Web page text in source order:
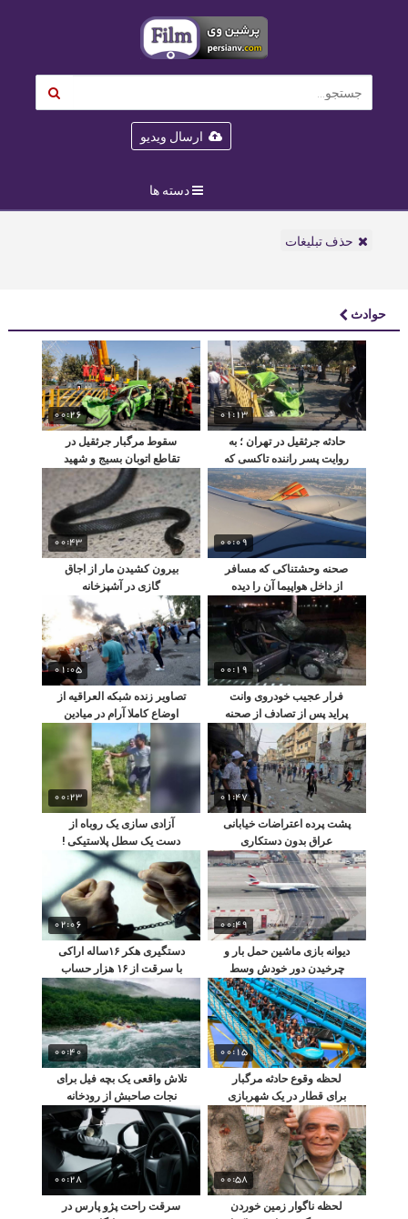
ارسال ویدیو
دسته ها
حذف تبلیغات
حوادث
01:13
حادثه جرثقیل در تهران ؛ به
روایت پسر راننده تاکسی که
زیر جرثقیل ماند !
00:26
سقوط مرگبار جرثقیل در
تقاطع اتوبان بسیج و شهید
محلاتی
00:09
صحنه وحشتناکی که مسافر
از داخل هواپیما آن را دیده
است !
00:43
بیرون کشیدن مار از اجاق
گازی در آشپزخانه
00:19
فرار عجیب خودروی وانت
پراید پس از تصادف از صحنه
ی حادثه !
01:05
تصاویر زنده شبکه العراقیه از
اوضاع کاملا آرام در میادین
بغداد
01:47
پشت پرده اعتراضات خیابانی
عراق بدون دستکاری
00:23
آزادی سازی یک روباه از
دست یک سطل پلاستیکی !
00:49
دیوانه بازی ماشین حمل بار و
چرخیدن دور خودش وسط
باند فرودگاه !
02:06
دستگیری هکر ۱۶ساله اراکی
با سرقت از ۱۶ هزار حساب
بانکی
00:15
لحظه وقوع حادثه مرگبار
برای قطار در یک شهربازی
00:40
تلاش واقعی یک بچه فیل برای
نجات صاحبش از رودخانه
خروشان
00:58
لحظه ناگوار زمین خوردن
00:28
سرقت راحت پژو پارس در